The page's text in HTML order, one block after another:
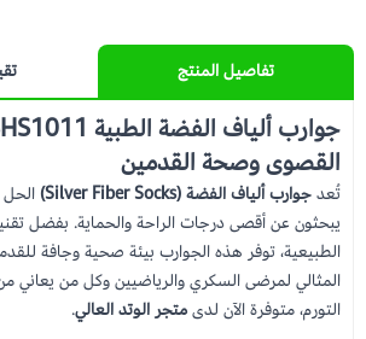
تفاصيل المنتج
القصوى وصحة القدمين
تُعدجوارب ألياف الفضة (Silver Fiber Socks)
الحل
يبحثون عن أقصى درجات الراحة والحماية. بفضل
الطبيعية، توفر هذه الجوارب بيئة صحية وجافة
المثالي لمرضى السكري والرياضيين وكل من يعاني
التورم، متوفرة الآن لدىمتجر الوتد العالي.